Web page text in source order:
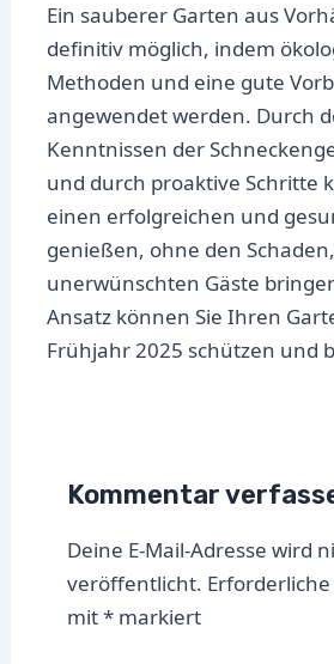
Ein sauberer Garten aus
definitiv möglich, indem
Methoden und eine gute
angewendet werden. Durch
Kenntnissen der
und durch proaktive Schritte
einen erfolgreichen und
genießen, ohne den
unerwünschten Gäste
Ansatz können Sie Ihren
Frühjahr 2025 schützen und
Kommentar
Deine E-Mail-Adresse wird
veröffentlicht.
mit* markiert